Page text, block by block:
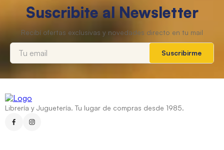
Suscribite al Newsletter
Suscribirme
Librería y Juguetería. Tu lugar de compras desde 1985.